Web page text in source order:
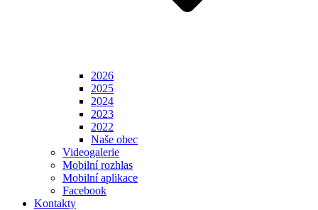
2026
2025
2024
2023
2022
Naše obec
Videogalerie
Mobilní rozhlas
Mobilní aplikace
Facebook
Kontakty